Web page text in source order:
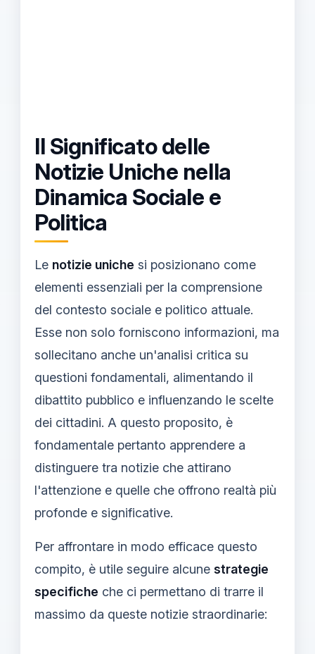
Il Significato delle
Notizie Uniche nella
Dinamica Sociale e
Politica
Le notizie uniche si posizionano come
elementi essenziali per la comprensione
del contesto sociale e politico attuale.
Esse non solo forniscono informazioni, ma
sollecitano anche un'analisi critica su
questioni fondamentali, alimentando il
dibattito pubblico e influenzando le scelte
dei cittadini. A questo proposito, è
fondamentale pertanto apprendere a
distinguere tra notizie che attirano
l'attenzione e quelle che offrono realtà più
profonde e significative.
Per affrontare in modo efficace questo
compito, è utile seguire alcune strategie
specifiche che ci permettano di trarre il
massimo da queste notizie straordinarie: